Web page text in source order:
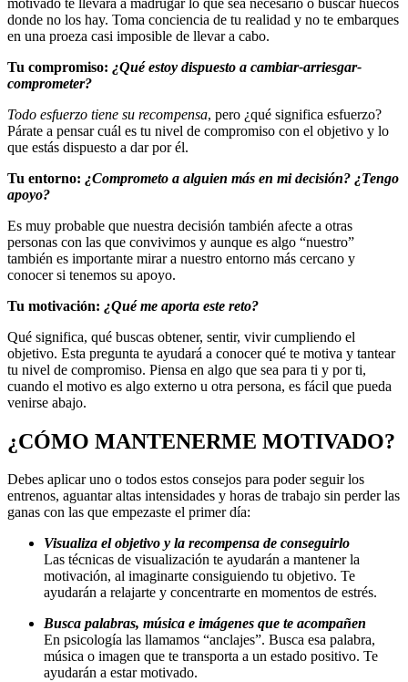
donde no los hay. Toma conciencia de tu realidad y no te embarques
en una proeza casi imposible de llevar a cabo.
Tu compromiso: ¿Qué estoy dispuesto a cambiar-arriesgar-
comprometer?
Todo esfuerzo tiene su recompensa, pero ¿qué significa esfuerzo?
Párate a pensar cuál es tu nivel de compromiso con el objetivo y lo
que estás dispuesto a dar por él.
Tu entorno: ¿Comprometo a alguien más en mi decisión? ¿Tengo
apoyo?
Es muy probable que nuestra decisión también afecte a otras
personas con las que convivimos y aunque es algo “nuestro”
también es importante mirar a nuestro entorno más cercano y
conocer si tenemos su apoyo.
Tu motivación: ¿Qué me aporta este reto?
Qué significa, qué buscas obtener, sentir, vivir cumpliendo el
objetivo. Esta pregunta te ayudará a conocer qué te motiva y tantear
tu nivel de compromiso. Piensa en algo que sea para ti y por ti,
cuando el motivo es algo externo u otra persona, es fácil que pueda
venirse abajo.
¿CÓMO MANTENERME MOTIVADO?
Debes aplicar uno o todos estos consejos para poder seguir los
entrenos, aguantar altas intensidades y horas de trabajo sin perder las
ganas con las que empezaste el primer día:
Visualiza el objetivo y la recompensa de conseguirlo
Las técnicas de visualización te ayudarán a mantener la
motivación, al imaginarte consiguiendo tu objetivo. Te
ayudarán a relajarte y concentrarte en momentos de estrés.
Busca palabras, música e imágenes que te acompañen
En psicología las llamamos “anclajes”. Busca esa palabra,
música o imagen que te transporta a un estado positivo. Te
ayudarán a estar motivado.